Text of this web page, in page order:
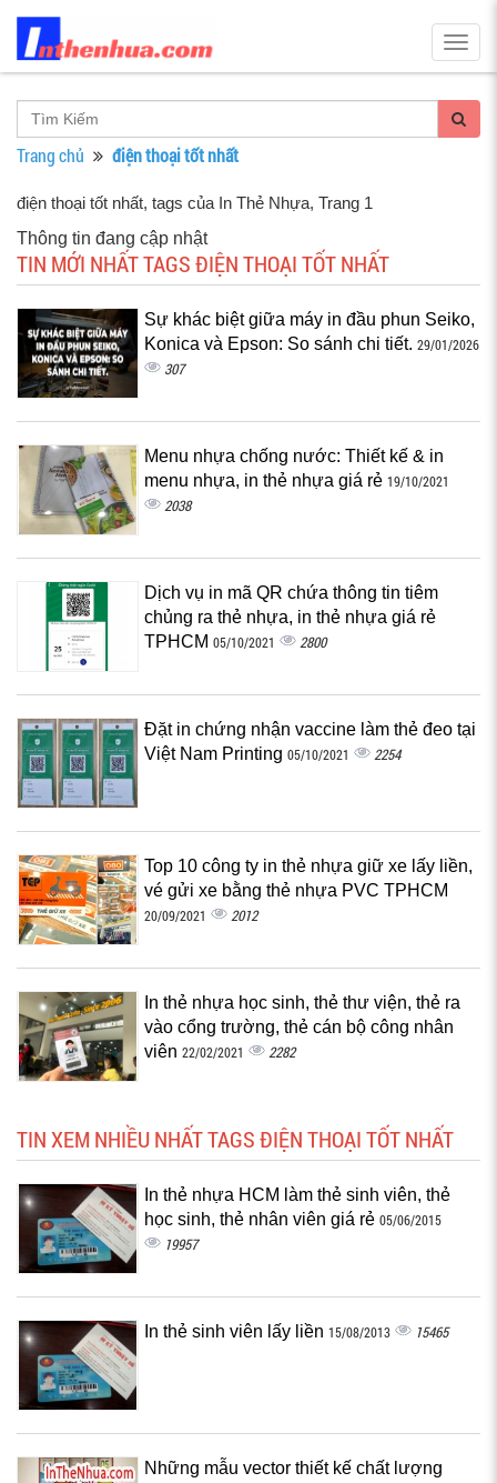
Trang chủ điện thoại tốt nhất
điện thoại tốt nhất, tags của In Thẻ Nhựa, Trang 1
Thông tin đang cập nhật
TIN MỚI NHẤT TAGS ĐIỆN THOẠI TỐT NHẤT
Sự khác biệt giữa máy in đầu phun Seiko,
Konica và Epson: So sánh chi tiết. 29/01/2026
307
Menu nhựa chống nước: Thiết kế & in
menu nhựa, in thẻ nhựa giá rẻ 19/10/2021
2038
Dịch vụ in mã QR chứa thông tin tiêm
chủng ra thẻ nhựa, in thẻ nhựa giá rẻ
TPHCM 05/10/2021 2800
Đặt in chứng nhận vaccine làm thẻ đeo tại
Việt Nam Printing 05/10/2021 2254
Top 10 công ty in thẻ nhựa giữ xe lấy liền,
vé gửi xe bằng thẻ nhựa PVC TPHCM
20/09/2021 2012
In thẻ nhựa học sinh, thẻ thư viện, thẻ ra
vào cổng trường, thẻ cán bộ công nhân
viên 22/02/2021 2282
TIN XEM NHIỀU NHẤT TAGS ĐIỆN THOẠI TỐT NHẤT
In thẻ nhựa HCM làm thẻ sinh viên, thẻ
học sinh, thẻ nhân viên giá rẻ 05/06/2015
19957
In thẻ sinh viên lấy liền 15/08/2013 15465
Những mẫu vector thiết kế chất lượng